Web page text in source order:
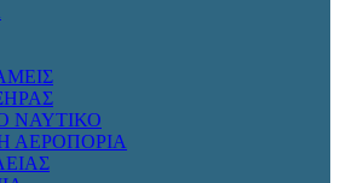
ΝΑΥΤΙΚΟ
ΑΕΡΟΠΟΡΙΑ